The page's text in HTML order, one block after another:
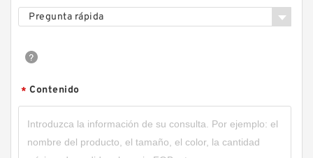
66VC1600 108111 Eaton Airflex sin embragues y
frenos de bloqueo axial
Pregunta rápida
* Contenido